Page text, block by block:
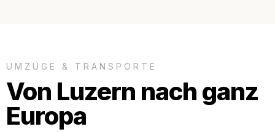
UMZÜGE & TRANSPORTE
Von Luzern nach ganz
Europa